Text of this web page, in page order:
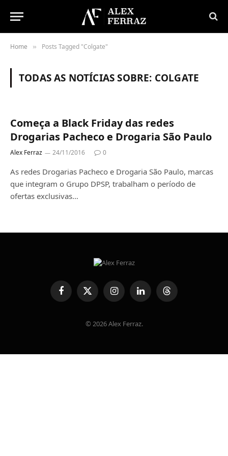
Home » Posts Tagged "Colgate"
TODAS AS NOTÍCIAS SOBRE: COLGATE
Começa a Black Friday das redes
Drogarias Pacheco e Drogaria São Paulo
Alex Ferraz 24/11/2016 0
As redes Drogarias Pacheco e Drogaria São Paulo, marcas
que integram o Grupo DPSP, trabalham o período de
ofertas exclusivas…
FacebookX
(Twitter)
InstagramLinkedInThreads
© 2026 Alex Ferraz.